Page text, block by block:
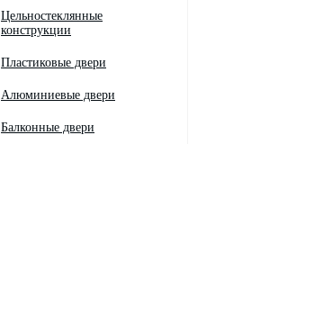
Цельностеклянные
конструкции
Пластиковые двери
Алюминиевые двери
Балконные двери